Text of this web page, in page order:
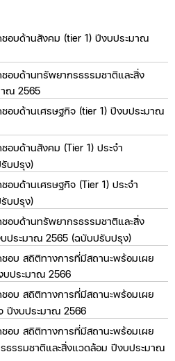
บด้านสังคม (tier 1) ปีงบประมาณ
บด้านทรัพยากรธรรมชาติและสิ่ง
ณ 2565
อบด้านเศรษฐกิจ (tier 1) ปีงบประมาณ
บด้านสังคม (Tier 1) ประจำ
บปรุง)
บด้านเศรษฐกิจ (Tier 1) ประจำ
บปรุง)
บด้านทรัพยากรธรรมชาติและสิ่ง
ประมาณ 2565 (ฉบับปรับปรุง)
บ สถิติทางการที่มีสถานะพร้อมเผย
บประมาณ 2566
อบ สถิติทางการที่มีสถานะพร้อมเผย
ปีงบประมาณ 2566
อบ สถิติทางการที่มีสถานะพร้อมเผย
ธรรมชาติและสิ่งแวดล้อม ปีงบประมาณ